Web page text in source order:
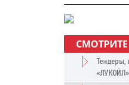
«ЛУКОЙЛ»